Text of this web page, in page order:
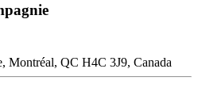
Montréal, QC H4C 3J9, Canada